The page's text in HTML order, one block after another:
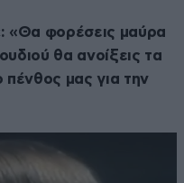
: «Θα φορέσεις μαύρα
θα ανοίξεις τα
πένθος μας για την